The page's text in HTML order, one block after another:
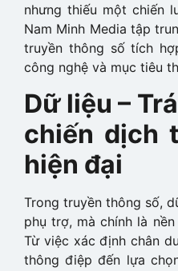
nhưng thiếu một chiến
Nam Minh Media tập
truyền thông số tích
công nghệ và mục tiêu
Dữ liệu –
chiến dịch
hiện đại
Trong truyền thông số,
phụ trợ, mà chính là
Từ việc xác định chân
thông điệp đến lựa